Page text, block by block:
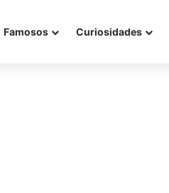
Famosos Curiosidades